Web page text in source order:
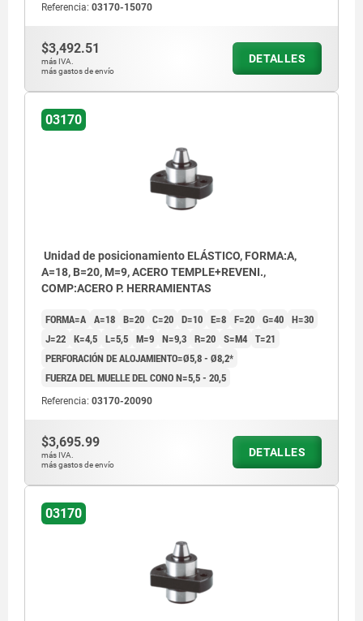
Referencia: 03170-15070
$3,492.51
más IVA.
más gastos de envío
DETALLES
03170
Unidad de posicionamiento ELÁSTICO, FORMA:A,
A=18, B=20, M=9, ACERO TEMPLE+REVENI.,
COMP:ACERO P. HERRAMIENTAS
FORMA=A A=18 B=20 C=20 D=10 E=8 F=20 G=40 H=30
J=22 K=4,5 L=5,5 M=9 N=9,3 R=20 S=M4 T=21
PERFORACIÓN DE ALOJAMIENTO=Ø5,8 - Ø8,2*
FUERZA DEL MUELLE DEL CONO N=5,5 - 20,5
Referencia: 03170-20090
$3,695.99
más IVA.
más gastos de envío
DETALLES
03170